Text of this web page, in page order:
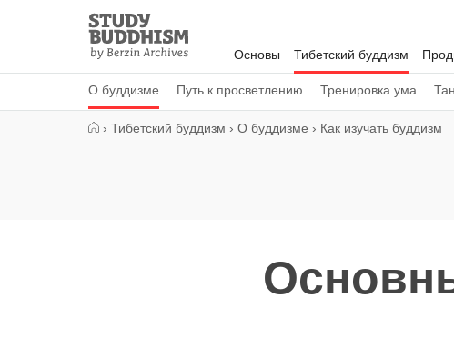
Study
Buddhism
Home
Основы Тибетский буддизм
О буддизме Путь к просветлению Тренировка ума
› Тибетский буддизм › О буддизме › Как изучать буддизм